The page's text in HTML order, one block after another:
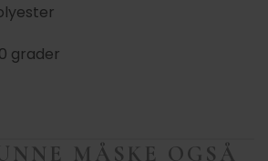
grader
MÅSKE OGSÅ